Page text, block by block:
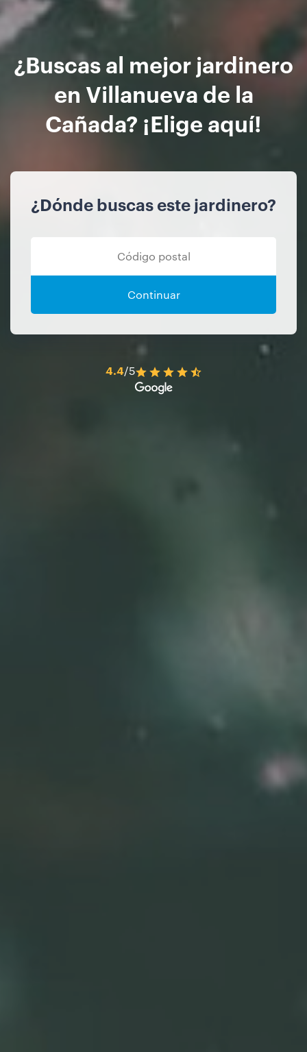
¿Buscas al mejor jardinero
en Villanueva de la
Cañada? ¡Elige aquí!
¿Dónde buscas este jardinero?
Continuar
4.4/5